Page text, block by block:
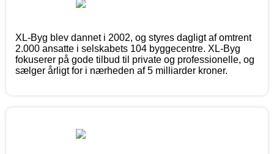
XL-Byg blev dannet i 2002, og styres dagligt af omtrent
2.000 ansatte i selskabets 104 byggecentre. XL-Byg
fokuserer på gode tilbud til private og professionelle, og
sælger årligt for i nærheden af 5 milliarder kroner.